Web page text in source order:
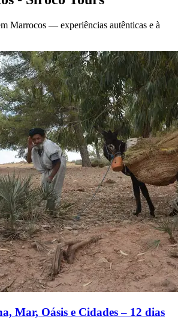
Marrocos — experiências autênticas e à
Mar, Oásis e Cidades – 12 dias